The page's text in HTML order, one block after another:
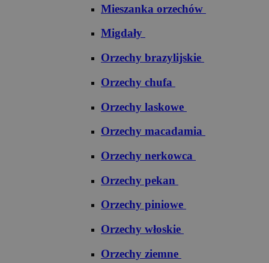
Mieszanka orzechów
Migdały
Orzechy brazylijskie
Orzechy chufa
Orzechy laskowe
Orzechy macadamia
Orzechy nerkowca
Orzechy pekan
Orzechy piniowe
Orzechy włoskie
Orzechy ziemne